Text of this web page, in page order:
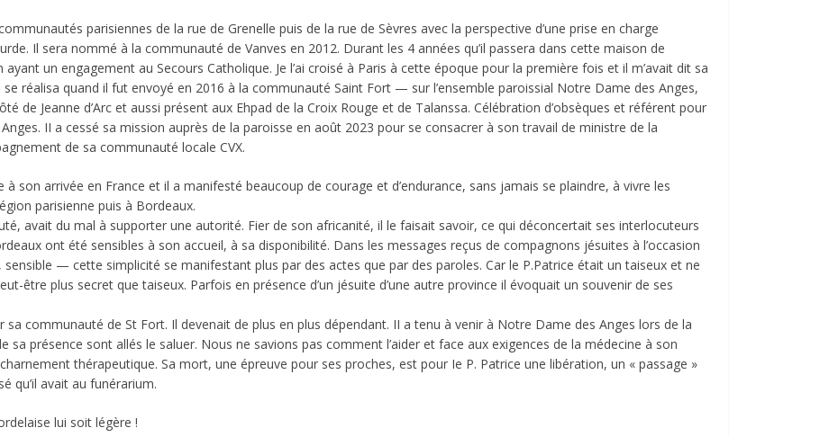
parisiennes de la rue de Grenelle puis de la rue de Sèvres avec la perspective d’une prise en charge
Il sera nommé à la communauté de Vanves en 2012. Durant les 4 années qu’il passera dans cette maison de
un engagement au Secours Catholique. Je l’ai croisé à Paris à cette époque pour la première fois et il m’avait dit sa
réalisa quand il fut envoyé en 2016 à la communauté Saint Fort — sur l’ensemble paroissial Notre Dame des Anges,
de Jeanne d’Arc et aussi présent aux Ehpad de la Croix Rouge et de Talanssa. Célébration d’obsèques et référent pour
II a cessé sa mission auprès de la paroisse en août 2023 pour se consacrer à son travail de ministre de la
de sa communauté locale CVX.
son arrivée en France et il a manifesté beaucoup de courage et d’endurance, sans jamais se plaindre, à vivre les
parisienne puis à Bordeaux.
avait du mal à supporter une autorité. Fier de son africanité, il le faisait savoir, ce qui déconcertait ses interlocuteurs
ont été sensibles à son accueil, à sa disponibilité. Dans les messages reçus de compagnons jésuites à l’occasion
— cette simplicité se manifestant plus par des actes que par des paroles. Car le P.Patrice était un taiseux et ne
être plus secret que taiseux. Parfois en présence d’un jésuite d’une autre province il évoquait un souvenir de ses
communauté de St Fort. Il devenait de plus en plus dépendant. II a tenu à venir à Notre Dame des Anges lors de la
sa présence sont allés le saluer. Nous ne savions pas comment l’aider et face aux exigences de la médecine à son
thérapeutique. Sa mort, une épreuve pour ses proches, est pour Ie P. Patrice une libération, un « passage »
qu’il avait au funérarium.
lui soit légère !